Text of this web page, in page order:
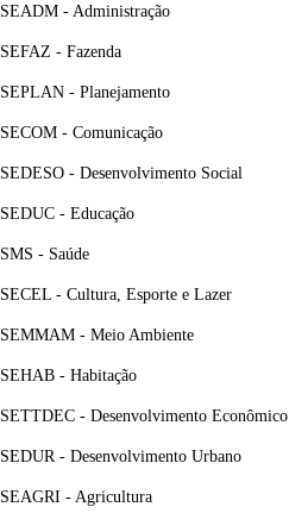
SEADM - Administração
SEFAZ - Fazenda
SEPLAN - Planejamento
SECOM - Comunicação
SEDESO - Desenvolvimento Social
SEDUC - Educação
SMS - Saúde
SECEL - Cultura, Esporte e Lazer
SEMMAM - Meio Ambiente
SEHAB - Habitação
SETTDEC - Desenvolvimento Econômico
SEDUR - Desenvolvimento Urbano
SEAGRI - Agricultura